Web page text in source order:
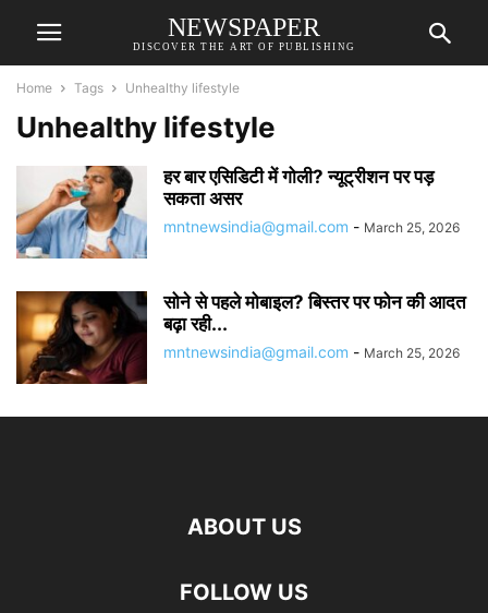
NEWSPAPER
DISCOVER THE ART OF PUBLISHING
Home Tags Unhealthy lifestyle
Unhealthy lifestyle
हर बार एसिडिटी में गोली? न्यूट्रीशन पर पड़
सकता असर
mntnewsindia@gmail.com - March 25, 2026
सोने से पहले मोबाइल? बिस्तर पर फोन की आदत
बढ़ा रही...
mntnewsindia@gmail.com - March 25, 2026
ABOUT US
FOLLOW US